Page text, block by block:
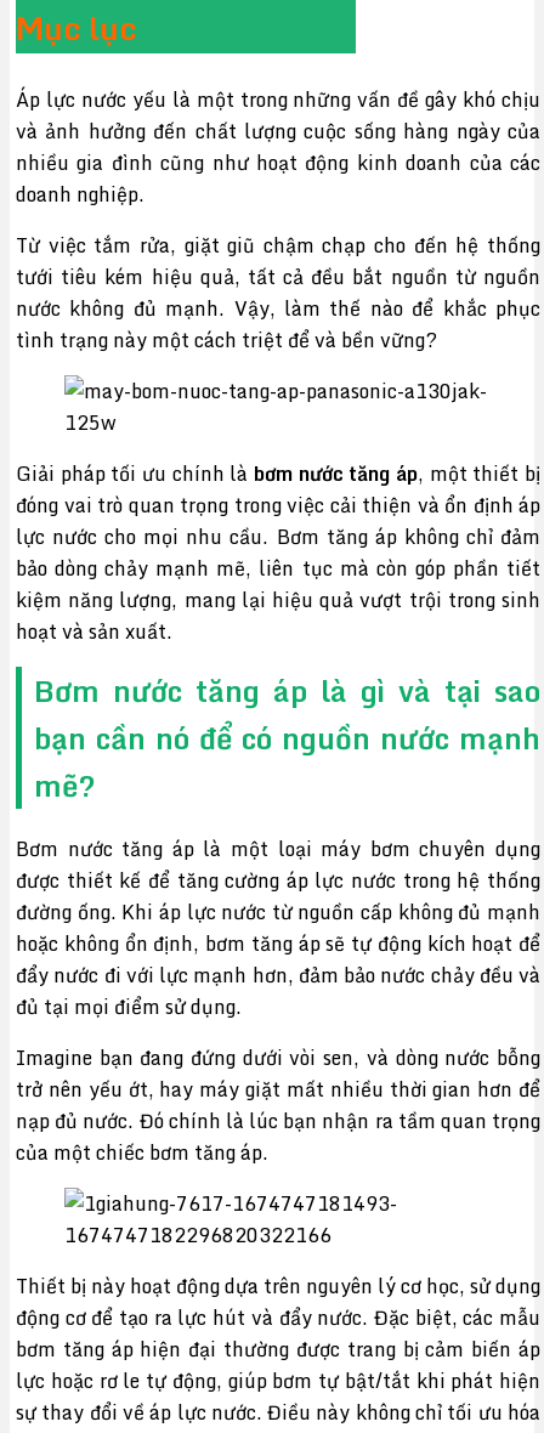
Mục lục
Áp lực nước yếu là một trong những vấn đề gây khó chịu
và ảnh hưởng đến chất lượng cuộc sống hàng ngày của
nhiều gia đình cũng như hoạt động kinh doanh của các
doanh nghiệp.
Từ việc tắm rửa, giặt giũ chậm chạp cho đến hệ thống
tưới tiêu kém hiệu quả, tất cả đều bắt nguồn từ nguồn
nước không đủ mạnh. Vậy, làm thế nào để khắc phục
tình trạng này một cách triệt để và bền vững?
Giải pháp tối ưu chính là bơm nước tăng áp, một thiết bị
đóng vai trò quan trọng trong việc cải thiện và ổn định áp
lực nước cho mọi nhu cầu. Bơm tăng áp không chỉ đảm
bảo dòng chảy mạnh mẽ, liên tục mà còn góp phần tiết
kiệm năng lượng, mang lại hiệu quả vượt trội trong sinh
hoạt và sản xuất.
Bơm nước tăng áp là gì và tại sao
bạn cần nó để có nguồn nước mạnh
mẽ?
Bơm nước tăng áp là một loại máy bơm chuyên dụng
được thiết kế để tăng cường áp lực nước trong hệ thống
đường ống. Khi áp lực nước từ nguồn cấp không đủ mạnh
hoặc không ổn định, bơm tăng áp sẽ tự động kích hoạt để
đẩy nước đi với lực mạnh hơn, đảm bảo nước chảy đều và
đủ tại mọi điểm sử dụng.
Imagine bạn đang đứng dưới vòi sen, và dòng nước bỗng
trở nên yếu ớt, hay máy giặt mất nhiều thời gian hơn để
nạp đủ nước. Đó chính là lúc bạn nhận ra tầm quan trọng
của một chiếc bơm tăng áp.
Thiết bị này hoạt động dựa trên nguyên lý cơ học, sử dụng
động cơ để tạo ra lực hút và đẩy nước. Đặc biệt, các mẫu
bơm tăng áp hiện đại thường được trang bị cảm biến áp
lực hoặc rơ le tự động, giúp bơm tự bật/tắt khi phát hiện
sự thay đổi về áp lực nước. Điều này không chỉ tối ưu hóa